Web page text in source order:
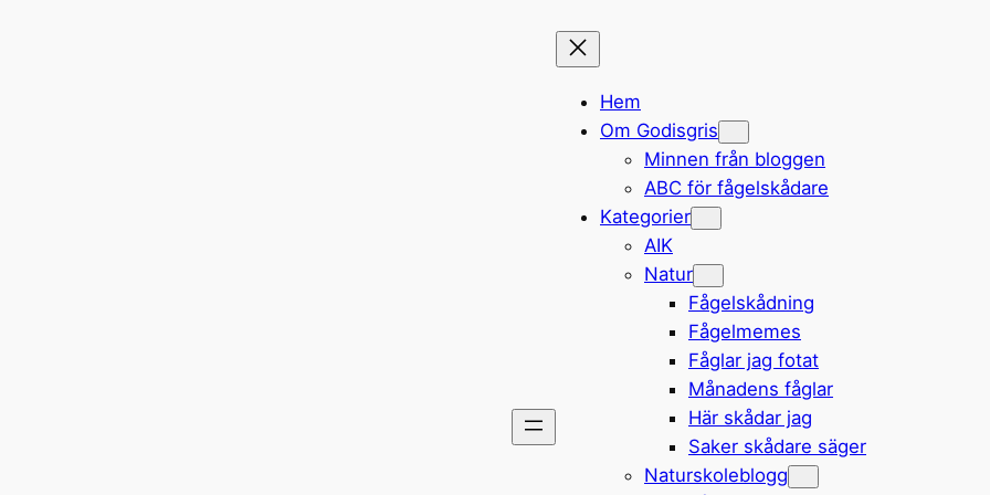
Hem
Om Godisgris
Minnen från bloggen
ABC för fågelskådare
Kategorier
AIK
Natur
Fågelskådning
Fågelmemes
Fåglar jag fotat
Månadens fåglar
Här skådar jag
Saker skådare säger
Naturskoleblogg